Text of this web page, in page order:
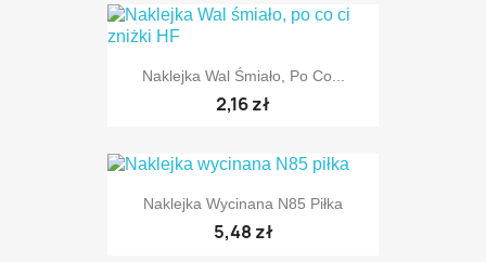
Naklejka Wal Śmiało, Po Co...
2,16 zł
Naklejka Wycinana N85 Piłka
5,48 zł